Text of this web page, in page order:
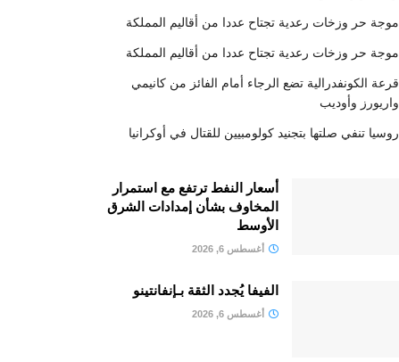
موجة حر وزخات رعدية تجتاح عددا من أقاليم المملكة
موجة حر وزخات رعدية تجتاح عددا من أقاليم المملكة
قرعة الكونفدرالية تضع الرجاء أمام الفائز من كانيمي
واريورز وأوديب
روسيا تنفي صلتها بتجنيد كولومبيين للقتال في أوكرانيا
أسعار النفط ترتفع مع استمرار
المخاوف بشأن إمدادات الشرق
الأوسط
أغسطس 6, 2026
الفيفا يُجدد الثقة بـإنفانتينو
أغسطس 6, 2026